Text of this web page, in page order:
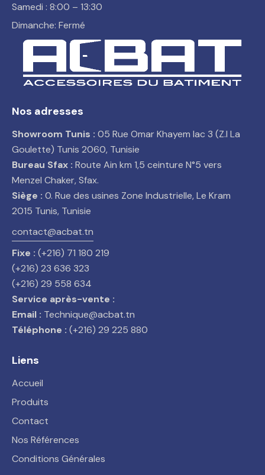
Samedi : 8:00 – 13:30
Dimanche: Fermé
Nos adresses
Showroom Tunis : 05 Rue Omar Khayem lac 3 (Z.I La
Goulette) Tunis 2060, Tunisie
Bureau Sfax : Route Ain km 1,5 ceinture N°5 vers
Menzel Chaker, Sfax.
Siège : 0. Rue des usines Zone Industrielle, Le Kram
2015 Tunis, Tunisie
contact@acbat.tn
Fixe : (+216) 71 180 219
(+216) 23 636 323
(+216) 29 558 634
Service après-vente :
Email : Technique@acbat.tn
Téléphone : (+216) 29 225 880
Liens
Accueil
Produits
Contact
Nos Références
Conditions Générales